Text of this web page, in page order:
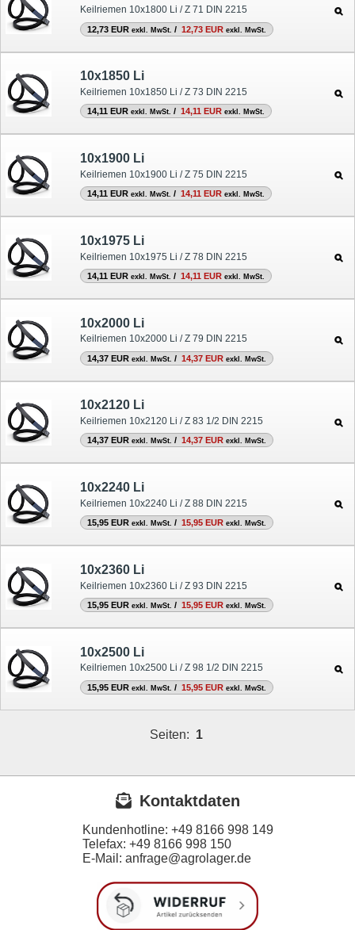
Keilriemen 10x1800 Li / Z 71 DIN 2215
12,73 EUR exkl. MwSt. / 12,73 EUR exkl. MwSt.
10x1850 Li
Keilriemen 10x1850 Li / Z 73 DIN 2215
14,11 EUR exkl. MwSt. / 14,11 EUR exkl. MwSt.
10x1900 Li
Keilriemen 10x1900 Li / Z 75 DIN 2215
14,11 EUR exkl. MwSt. / 14,11 EUR exkl. MwSt.
10x1975 Li
Keilriemen 10x1975 Li / Z 78 DIN 2215
14,11 EUR exkl. MwSt. / 14,11 EUR exkl. MwSt.
10x2000 Li
Keilriemen 10x2000 Li / Z 79 DIN 2215
14,37 EUR exkl. MwSt. / 14,37 EUR exkl. MwSt.
10x2120 Li
Keilriemen 10x2120 Li / Z 83 1/2 DIN 2215
14,37 EUR exkl. MwSt. / 14,37 EUR exkl. MwSt.
10x2240 Li
Keilriemen 10x2240 Li / Z 88 DIN 2215
15,95 EUR exkl. MwSt. / 15,95 EUR exkl. MwSt.
10x2360 Li
Keilriemen 10x2360 Li / Z 93 DIN 2215
15,95 EUR exkl. MwSt. / 15,95 EUR exkl. MwSt.
10x2500 Li
Keilriemen 10x2500 Li / Z 98 1/2 DIN 2215
15,95 EUR exkl. MwSt. / 15,95 EUR exkl. MwSt.
Seiten: 1
Kontaktdaten
Kundenhotline: +49 8166 998 149
Telefax: +49 8166 998 150
E-Mail: anfrage@agrolager.de